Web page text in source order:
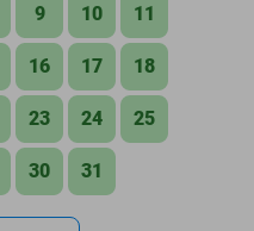
9 10 11
16 17 18
23 24 25
30 31